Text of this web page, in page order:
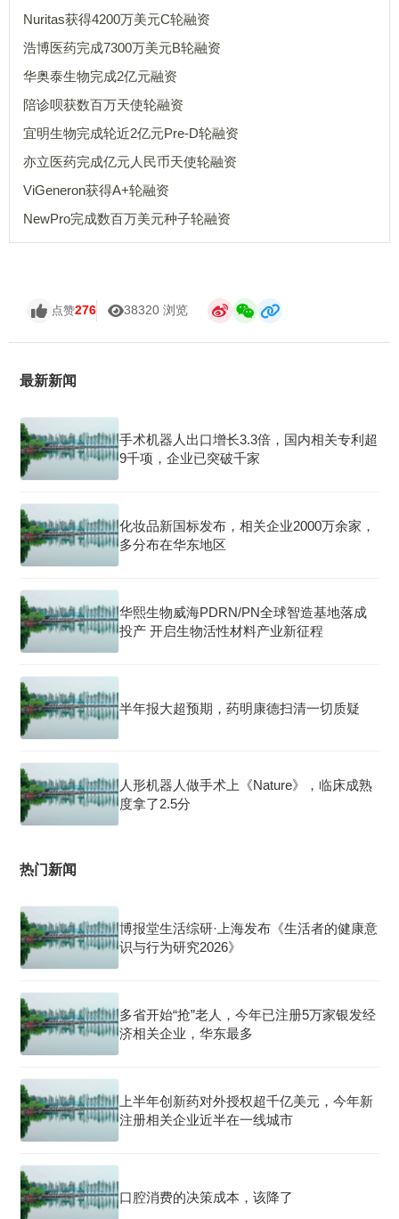
Nuritas获得4200万美元C轮融资
浩博医药完成7300万美元B轮融资
华奥泰生物完成2亿元融资
陪诊呗获数百万天使轮融资
宜明生物完成轮近2亿元Pre-D轮融资
亦立医药完成亿元人民币天使轮融资
ViGeneron获得A+轮融资
NewPro完成数百万美元种子轮融资
点赞276 38320 浏览
最新新闻
手术机器人出口增长3.3倍，国内相关专利超
9千项，企业已突破千家
化妆品新国标发布，相关企业2000万余家，
多分布在华东地区
华熙生物威海PDRN/PN全球智造基地落成
投产 开启生物活性材料产业新征程
半年报大超预期，药明康德扫清一切质疑
人形机器人做手术上《Nature》，临床成熟
度拿了2.5分
热门新闻
博报堂生活综研·上海发布《生活者的健康意
识与行为研究2026》
多省开始“抢”老人，今年已注册5万家银发经
济相关企业，华东最多
上半年创新药对外授权超千亿美元，今年新
注册相关企业近半在一线城市
口腔消费的决策成本，该降了